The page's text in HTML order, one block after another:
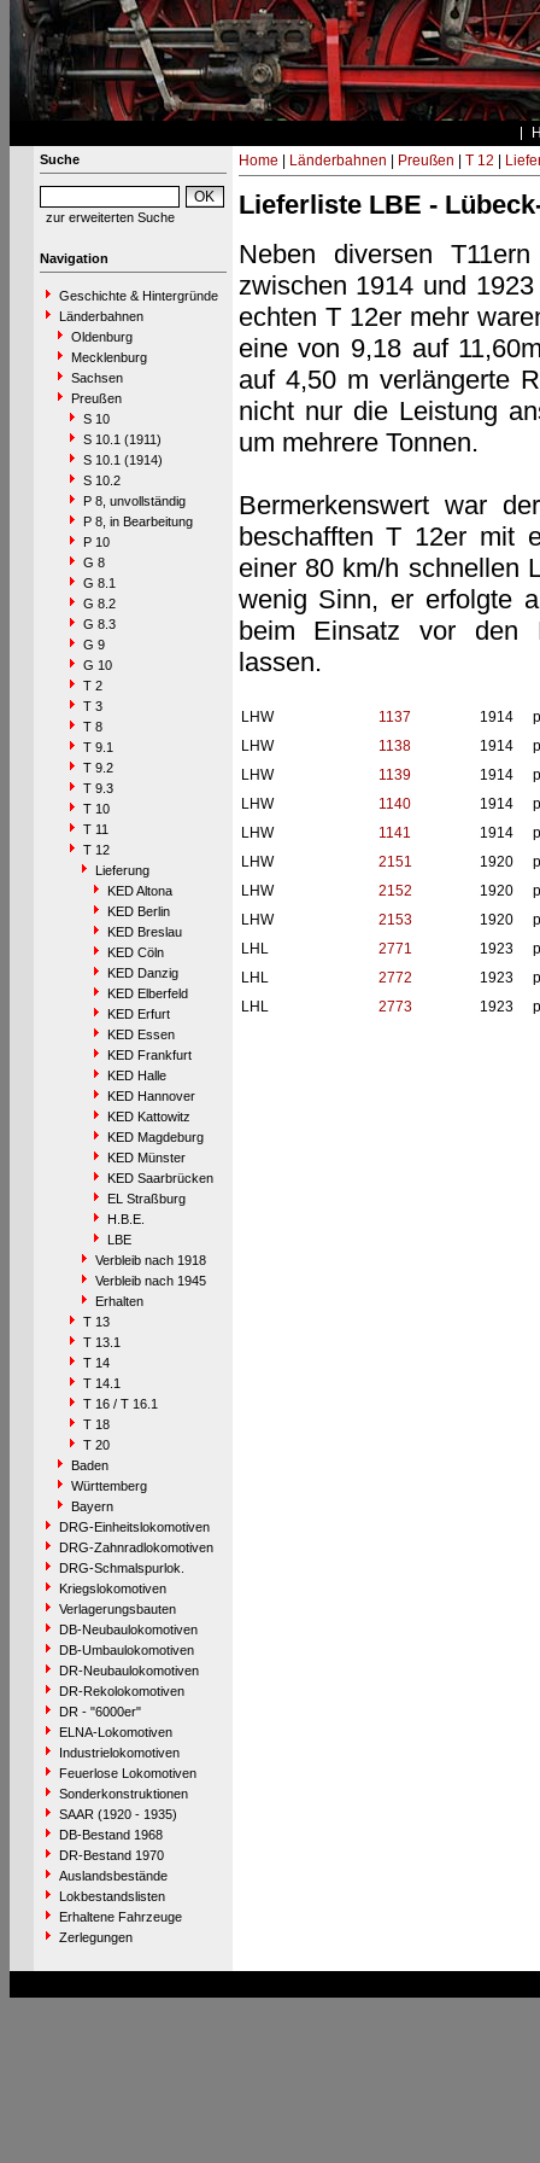
Suche
zur erweiterten Suche
Navigation
Geschichte & Hintergründe
Länderbahnen
Oldenburg
Mecklenburg
Sachsen
Preußen
S 10
S 10.1 (1911)
S 10.1 (1914)
S 10.2
P 8, unvollständig
P 8, in Bearbeitung
P 10
G 8
G 8.1
G 8.2
G 8.3
G 9
G 10
T 2
T 3
T 8
T 9.1
T 9.2
T 9.3
T 10
T 11
T 12
Lieferung
KED Altona
KED Berlin
KED Breslau
KED Cöln
KED Danzig
KED Elberfeld
KED Erfurt
KED Essen
KED Frankfurt
KED Halle
KED Hannover
KED Kattowitz
KED Magdeburg
KED Münster
KED Saarbrücken
EL Straßburg
H.B.E.
LBE
Verbleib nach 1918
Verbleib nach 1945
Erhalten
T 13
T 13.1
T 14
T 14.1
T 16 / T 16.1
T 18
T 20
Baden
Württemberg
Bayern
DRG-Einheitslokomotiven
DRG-Zahnradlokomotiven
DRG-Schmalspurlok.
Kriegslokomotiven
Verlagerungsbauten
DB-Neubaulokomotiven
DB-Umbaulokomotiven
DR-Neubaulokomotiven
DR-Rekolokomotiven
DR - "6000er"
ELNA-Lokomotiven
Industrielokomotiven
Feuerlose Lokomotiven
Sonderkonstruktionen
SAAR (1920 - 1935)
DB-Bestand 1968
DR-Bestand 1970
Auslandsbestände
Lokbestandslisten
Erhaltene Fahrzeuge
Zerlegungen
Home Länderbahnen Preußen T 12
Lieferliste LBE -
Neben diversen
zwischen 1914 und
echten T 12er mehr
eine von 9,18 auf
auf 4,50 m verlängerte
nicht nur die Leistung
um mehrere Tonnen.
Bermerkenswert war
beschafften T 12er mit
einer 80 km/h schnellen
wenig Sinn, er erfolgte
beim Einsatz vor den
lassen.
LHW 1137 1914
LHW
1138 1914
LHW
1139 1914
LHW
1140 1914
LHW
1141 1914
LHW
2151 1920
LHW
2152 1920
LHW
2153 1920
LHL
2771 1923
LHL
2772 1923
LHL
2773 1923